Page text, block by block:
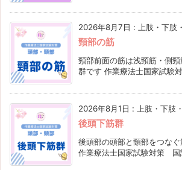
2026年8月7日 : 上肢・下肢
頸部の筋
頸部前面の筋は浅頸筋・側
群です 作業療法士国家試験
2026年8月1日 : 上肢・下肢
後頭下筋群
後頭部の頭部と頸部をつな
作業療法士国家試験対策 国